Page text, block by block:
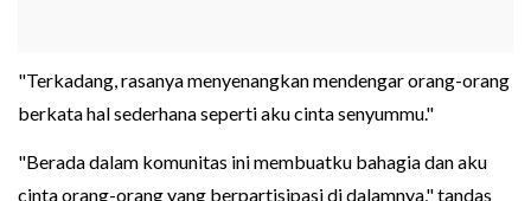
"Terkadang, rasanya menyenangkan mendengar orang-orang
berkata hal sederhana seperti aku cinta senyummu."
"Berada dalam komunitas ini membuatku bahagia dan aku
cinta orang-orang yang berpartisipasi di dalamnya," tandas